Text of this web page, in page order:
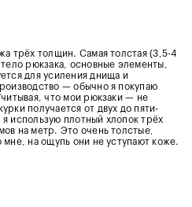
трёх толщин. Самая толстая (3,5-4
рюкзака, основные элементы,
для усиления днища и
— обычно я покупаю
что мои рюкзаки — не
получается от двух до пяти-
использую плотный хлопок трёх
на метр. Это очень толстые,
на ощупь они не уступают коже.